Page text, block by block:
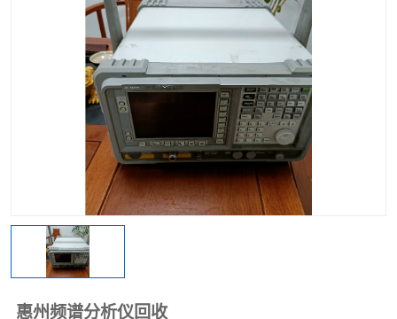
惠州频谱分析仪回收